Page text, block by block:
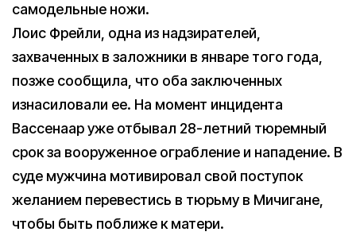
самодельные ножи.
Лоис Фрейли, одна из надзирателей,
захваченных в заложники в январе того года,
позже сообщила, что оба заключенных
изнасиловали ее. На момент инцидента
Вассенаар уже отбывал 28-летний тюремный
срок за вооруженное ограбление и нападение. В
суде мужчина мотивировал свой поступок
желанием перевестись в тюрьму в Мичигане,
чтобы быть поближе к матери.